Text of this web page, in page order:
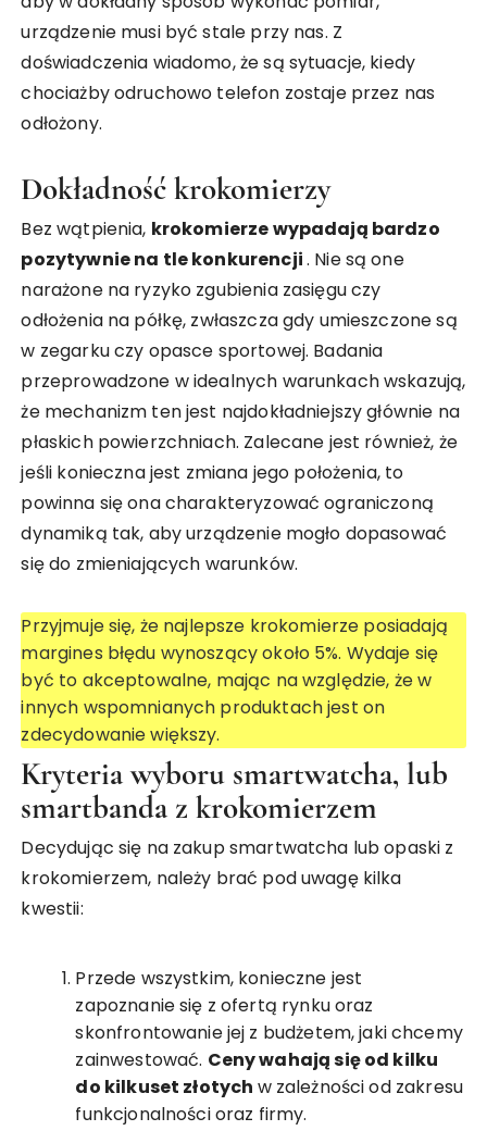
urządzenie musi być stale przy nas. Z
doświadczenia wiadomo, że są sytuacje, kiedy
chociażby odruchowo telefon zostaje przez nas
odłożony.
Dokładność krokomierzy
Bez wątpienia, krokomierze wypadają bardzo
pozytywnie na tle konkurencji. Nie są one
narażone na ryzyko zgubienia zasięgu czy
odłożenia na półkę, zwłaszcza gdy umieszczone są
w zegarku czy opasce sportowej. Badania
przeprowadzone w idealnych warunkach wskazują,
że mechanizm ten jest najdokładniejszy głównie na
płaskich powierzchniach. Zalecane jest również, że
jeśli konieczna jest zmiana jego położenia, to
powinna się ona charakteryzować ograniczoną
dynamiką tak, aby urządzenie mogło dopasować
się do zmieniających warunków.
Przyjmuje się, że najlepsze krokomierze posiadają
margines błędu wynoszący około 5%. Wydaje się
być to akceptowalne, mając na względzie, że w
innych wspomnianych produktach jest on
zdecydowanie większy.
Kryteria wyboru smartwatcha, lub
smartbanda z krokomierzem
Decydując się na zakup smartwatcha lub opaski z
krokomierzem, należy brać pod uwagę kilka
kwestii:
Przede wszystkim, konieczne jest
zapoznanie się z ofertą rynku oraz
skonfrontowanie jej z budżetem, jaki chcemy
zainwestować. Ceny wahają się od kilku
do kilkuset złotych w zależności od zakresu
funkcjonalności oraz firmy.